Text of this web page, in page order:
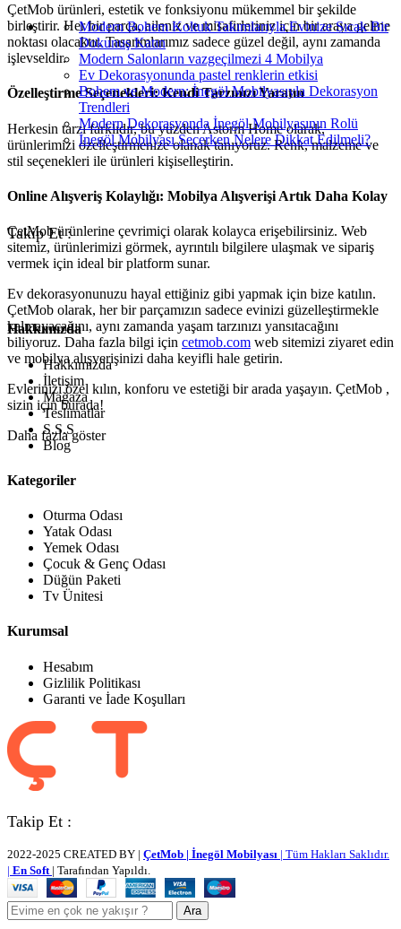
ÇetMob ürünleri, estetik ve fonksiyonu mükemmel bir şekilde
birleştirir. Her bir parça, aileniz ve misafirleriniz için bir araya gelme
noktası olacaktır. Tasarımlarımız sadece güzel değil, aynı zamanda
işlevseldir.
Özelleştirme Seçenekleri: Kendi Tarzınızı Yaratın
Herkesin tarzı farklıdır, bu yüzden Astorm Home olarak,
ürünlerimizi özelleştirmenize olanak tanıyoruz. Renk, malzeme ve
stil seçenekleri ile ürünleri kişiselleştirin.
Online Alışveriş Kolaylığı: Mobilya Alışverişi Artık Daha Kolay
ÇetMob ürünlerine çevrimiçi olarak kolayca erişebilirsiniz. Web
sitemiz, ürünlerimizi görmek, ayrıntılı bilgilere ulaşmak ve sipariş
vermek için ideal bir platform sunar.
Ev dekorasyonunuzu hayal ettiğiniz gibi yapmak için bize katılın.
ÇetMob olarak, her bir parçamızın sadece evinizi güzelleştirmekle
kalmayacağını, aynı zamanda yaşam tarzınızı yansıtacağını
biliyoruz. Daha fazla bilgi için cetmob.com web sitemizi ziyaret edin
ve mobilya alışverişinizi daha keyifli hale getirin.
Evlerinizi özel kılın, konforu ve estetiği bir arada yaşayın. ÇetMob ,
sizin için burada!
Daha fazla göster
Modern Bohem Koltuk Takımlarıyla Evinize Sıcak Bir
Dokunuş Katın
Modern Salonların vazgeçilmezi 4 Mobilya
Ev Dekorasyonunda pastel renklerin etkisi
Bohem ve Modern: İnegöl Mobilyasıyla Dekorasyon
Trendleri
Modern Dekorasyonda İnegöl Mobilyasının Rolü
İnegöl Mobilyası Seçerken Nelere Dikkat Edilmeli?
Takip Et :
Hakkımızda
Hakkımızda
İletişim
Mağaza
Teslimatlar
S.S.S
Blog
Kategoriler
Oturma Odası
Yatak Odası
Yemek Odası
Çocuk & Genç Odası
Düğün Paketi
Tv Ünitesi
Kurumsal
Hesabım
Gizlilik Politikası
Garanti ve İade Koşulları
Takip Et :
2022-2025 CREATED BY | ÇetMob | İnegöl Mobilyası | Tüm Hakları Saklıdır.
| En Soft | Tarafından Yapıldı.
Ara